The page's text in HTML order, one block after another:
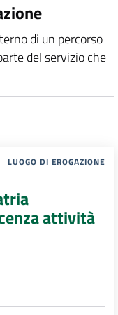
di un percorso
del servizio che
LUOGO DI EROGAZIONE
attività